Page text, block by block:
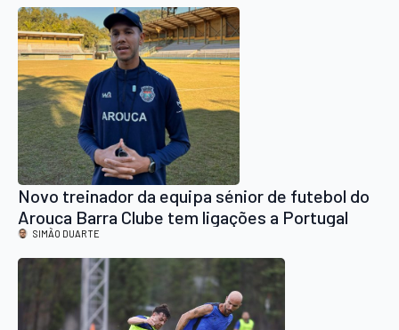
Novo treinador da equipa sénior de futebol do
Arouca Barra Clube tem ligações a Portugal
SIMÃO DUARTE